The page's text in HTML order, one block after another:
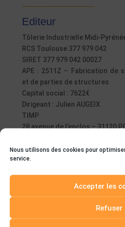
Nous utilisons des cookies pour
service.
Accepter les
Refuser
Editeur
Tôlerie Industrielle Midi-
RCS Toulouse 377 979 042
SIRET 377 979 042 00027
APE : 2511Z – Fabrication de
et de parties de structures
Capital social : 7622€
Dirigeant : Julien AUGEIX
TIMP
28 avenue de l’enclos – 31120
contact@timp.fr
caractère personnel
vos nom, prénom, nom de